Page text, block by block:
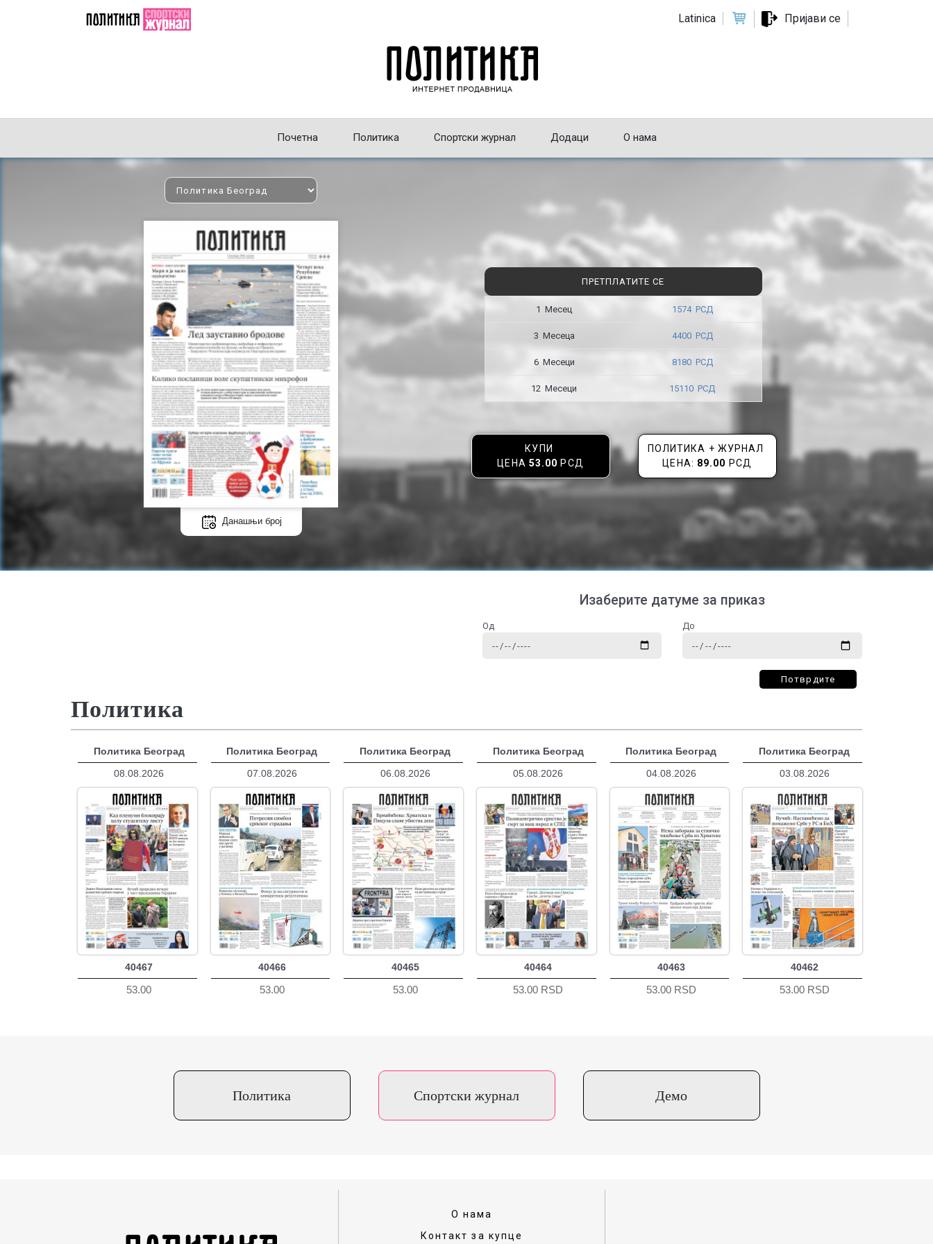
Latinica Пријави се
Почетна Политика Спортски журнал Додаци О нама
Данашњи број
ПРЕТПЛАТИТЕ СЕ
1 Месец 1574 РСД
3 Месецa 4400 РСД
6 Месеци 8180 РСД
12 Месеци 15110 РСД
КУПИ
ЦЕНА 53.00 РСД
ПОЛИТИКА + ЖУРНАЛ
ЦЕНА: 89.00 РСД
Изаберите датуме за приказ
Од До
Потврдите
Политика
Политика Београд
08.08.2026
40467
53.00
Политика Београд
07.08.2026
40466
53.00
Политика Београд
06.08.2026
40465
53.00
Политика Београд
05.08.2026
40464
53.00 RSD
Политика Београд
04.08.2026
40463
53.00 RSD
Политика Београд
03.08.2026
40462
53.00 RSD
Политика Спортски журнал Демо
О нама
Контакт за купце